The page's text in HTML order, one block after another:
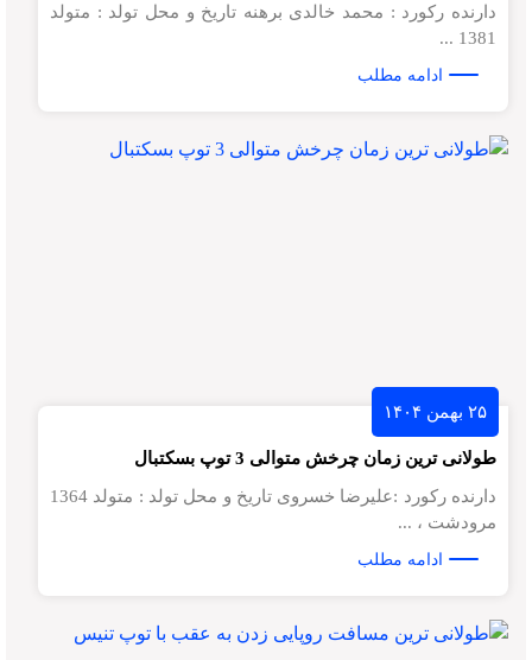
دارنده رکورد : محمد خالدی برهنه تاریخ و محل تولد : متولد
1381 ...
ادامه مطلب
۲۵ بهمن ۱۴۰۴
طولانی ترین زمان چرخش متوالی 3 توپ بسکتبال
دارنده رکورد :علیرضا خسروی تاریخ و محل تولد : متولد 1364
مرودشت ، ...
ادامه مطلب